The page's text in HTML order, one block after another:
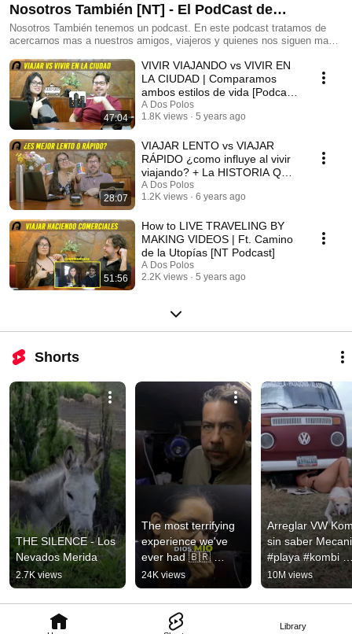
Library
Nosotros También [NT] - El PodCast de
@adospolos
Nosotros También tenemos un podcast. En este podcast tratamos de
acercarnos mas a nuestros amigos, viajeros y quienes nos siguen mas
comunicarnos y hacer crecer una comunidad en torno al proyecto.
Semana a semana compartimos con todos aquellos que nos escriben,
comentan y sugieren temas.
47:04
VIVIR VIAJANDO vs VIVIR EN
LA CIUDAD | Comparamos
ambos estilos de vida [Podcast
NT]
A Dos Polos
1.8K views
5 years ago
28:07
VIAJAR LENTO vs VIAJAR
RÁPIDO ¿como influye al vivir
viajando? + La HISTORIA QUE
VIENE [Podcast NT]
A Dos Polos
1.2K views
6 years ago
51:56
How to LIVE TRAVELING BY
MAKING VIDEOS | Ft. Camino
de la Utopías [NT Podcast]
A Dos Polos
2.2K views
5 years ago
Shorts
THE SILENCE - Los
Nevados Merida
2.7K views
The most terrifying
experience we've
ever had 🇧🇷
traveling the
Amazon on a raft
#brazil #kombi
24K views
Arreglar VW
sin saber
#playa #kombi
#vanlife
10M views